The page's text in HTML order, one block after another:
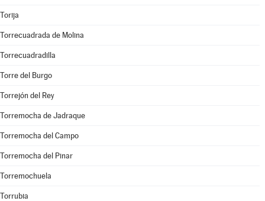
Torija
Torrecuadrada de Molina
Torrecuadradilla
Torre del Burgo
Torrejón del Rey
Torremocha de Jadraque
Torremocha del Campo
Torremocha del Pinar
Torremochuela
Torrubia